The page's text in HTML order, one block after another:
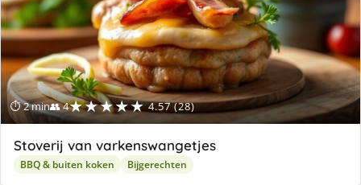
⏱ 2 min👥 4★★★★★ 4.57 (28)
Stoverij van varkenswangetjes
BBQ & buiten koken Bijgerechten